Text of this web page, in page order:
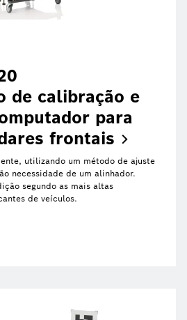
de calibração e
para
frontais
utilizando um método de ajuste
necessidade de um alinhador.
segundo as mais altas
de veículos.